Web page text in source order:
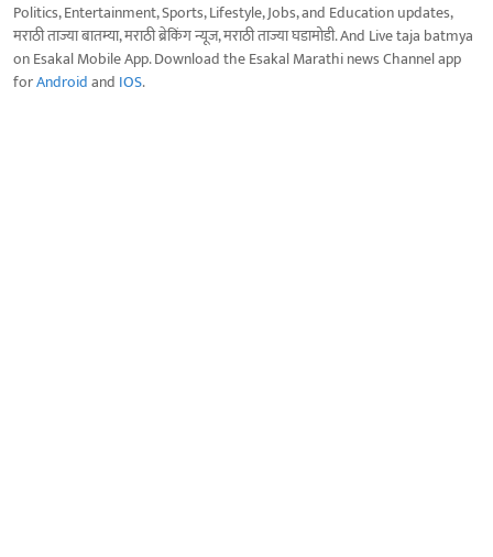
Politics, Entertainment, Sports, Lifestyle, Jobs, and Education updates,
मराठी ताज्या बातम्या, मराठी ब्रेकिंग न्यूज, मराठी ताज्या घडामोडी. And Live taja batmya
on Esakal Mobile App. Download the Esakal Marathi news Channel app
forAndroidand IOS.